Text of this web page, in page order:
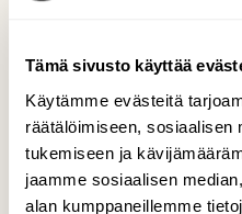
Tämä sivusto käyttää
Käytämme evästeitä
räätälöimiseen, sosiaalisen
tukemiseen ja
jaamme sosiaalisen
alan kumppaneillemme
Toiseen
ohjaa
Valokuvaaja: Reijo